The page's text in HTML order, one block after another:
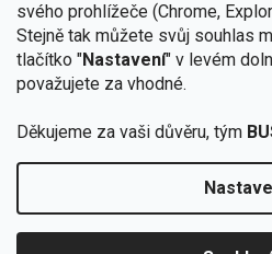
svého prohlížeče (Chrome,
Stejně tak můžete svůj souhlas
tlačítko "Nastavení" v levém
považujete za vhodné.
Děkujeme za vaši důvěru, tým
zapojte se do slosování o
podmínkami ochrany osobních
Copyright 2026
vyhrazena.Upravit